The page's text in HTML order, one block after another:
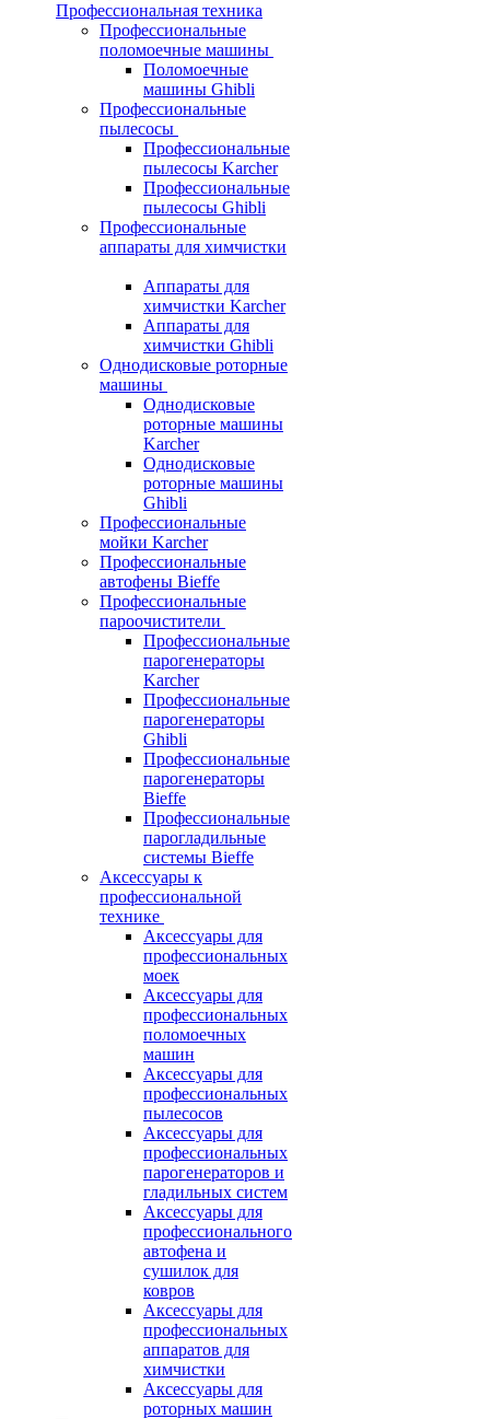
Профессиональная техника
Профессиональные
поломоечные машины
Поломоечные
машины Ghibli
Профессиональные
пылесосы
Профессиональные
пылесосы Karcher
Профессиональные
пылесосы Ghibli
Профессиональные
аппараты для химчистки
Аппараты для
химчистки Karcher
Аппараты для
химчистки Ghibli
Однодисковые роторные
машины
Однодисковые
роторные машины
Karcher
Однодисковые
роторные машины
Ghibli
Профессиональные
мойки Karcher
Профессиональные
автофены Bieffe
Профессиональные
пароочистители
Профессиональные
парогенераторы
Karcher
Профессиональные
парогенераторы
Ghibli
Профессиональные
парогенераторы
Bieffe
Профессиональные
парогладильные
системы Bieffe
Аксессуары к
профессиональной
технике
Аксессуары для
профессиональных
моек
Аксессуары для
профессиональных
поломоечных
машин
Аксессуары для
профессиональных
пылесосов
Аксессуары для
профессиональных
парогенераторов и
гладильных систем
Аксессуары для
профессионального
автофена и
сушилок для
ковров
Аксессуары для
профессиональных
аппаратов для
химчистки
Аксессуары для
роторных машин